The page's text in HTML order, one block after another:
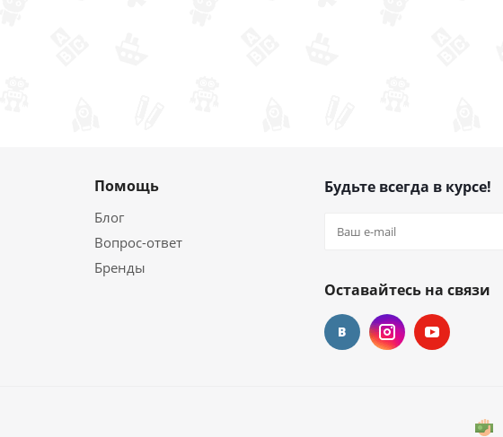
Помощь
Блог
Вопрос-ответ
Бренды
Будьте всегда в курсе!
Оставайтесь на связи